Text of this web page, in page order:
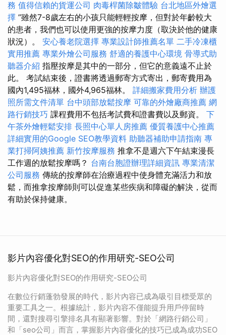
務 值得信賴的貨運公司 肉毒桿菌除皺體驗 台北地區外燴選
擇 ”雖然7-8歲左右的小孩只能輕輕按摩，但對於年齡較大
的患者，我們也可以使用更強的按摩力度（取決於他的健康
狀況）。 安心養老院選擇 專業設計師推薦名單 二手冷凍櫃
實用推薦 專業外燴公司服務 舒適的養護中心環境 骨導式助
聽器介紹 指壓按摩是其中的一部分，但它的意義遠不止於
此。 考試結束後，證書將透過郵寄方式寄出，郵寄費用為
國內1,495福林，國外4,965福林。 詳細搬家費用分析 辦護
照所需文件清單 台中頭部放鬆按摩 可靠的外燴廠商推薦 網
路行銷技巧 課程費用不包括考試費和證書費以及郵資。 下
午茶外燴輕鬆安排 長照中心單人房推薦 優質養護中心推薦
詳細實用的Google SEO教學資料 助聽器補助申請指南 專
業打掃阿姨推薦 新竹按摩服務 推拿不是週六下午結束漫長
工作週的放鬆按摩嗎？ 台南台胞證辦理詳細資訊 專業清潔
公司服務 傳統的按摩師在治療過程中使身體充滿活力和放
鬆，而推拿按摩師則可以促進某些疾病和障礙的解決，從而
有助於保持健康。
影片內容優化對SEO的作用研究-SEO公司
影片內容優化對SEO的作用研究-SEO公司
在數位行銷蓬勃發展的時代，影片內容已成為吸引目標受眾的
重要工具之一。根據統計，影片內容不僅能提升用戶停留時
間，還對搜尋引擎排名具有顯著影響。對於「網路行銷公司」
和「seo公司」而言，掌握影片內容優化的技巧已成為成功SEO